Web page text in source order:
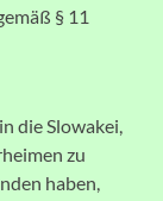
§ 11
die Slowakei,
zu
haben,